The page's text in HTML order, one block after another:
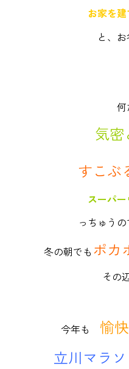
お家を
と、
気密
すこぶ
スーパ
っちゅう
冬の朝でも ポカ
その
今年も 愉
立川マラ